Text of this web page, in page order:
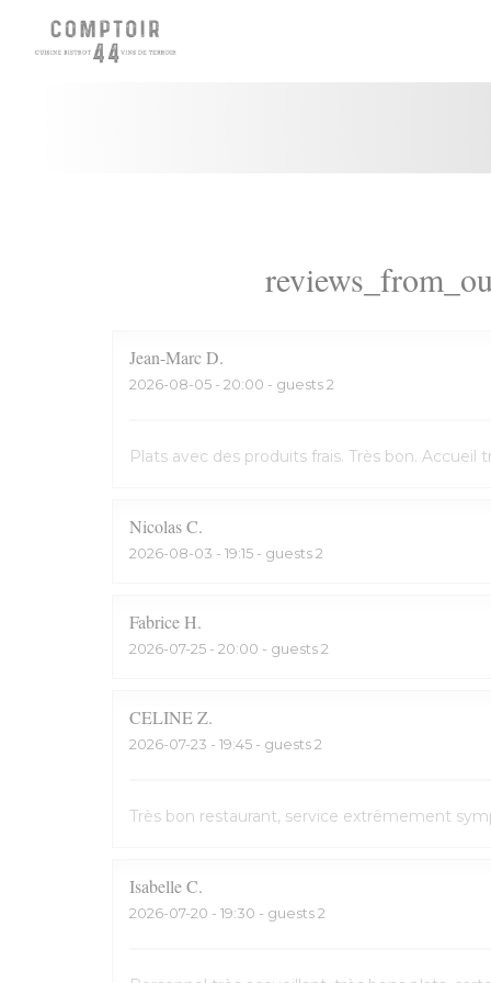
Panel for informasjonskapsler
Jean-MarcD
2026-08-05 - 20:00 - guests 2
Plats avec des produits frais. Très bon.
NicolasC
2026-08-03 - 19:15 - guests 2
FabriceH
2026-07-25 - 20:00 - guests 2
CELINEZ
2026-07-23 - 19:45 - guests 2
Très bon restaurant, service extrêmement
IsabelleC
2026-07-20 - 19:30 - guests 2